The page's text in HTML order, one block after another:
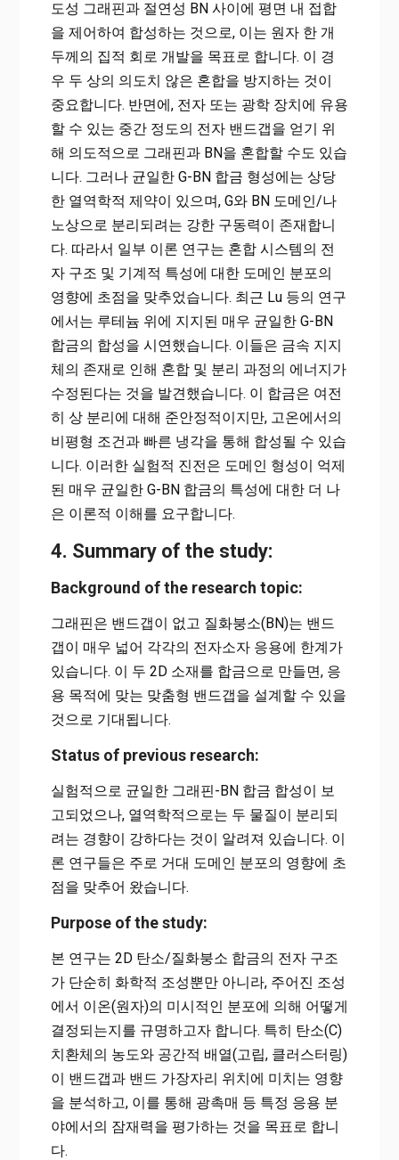
도성 그래핀과 절연성 BN 사이에 평면 내 접합
을 제어하여 합성하는 것으로, 이는 원자 한 개
두께의 집적 회로 개발을 목표로 합니다. 이 경
우 두 상의 의도치 않은 혼합을 방지하는 것이
중요합니다. 반면에, 전자 또는 광학 장치에 유용
할 수 있는 중간 정도의 전자 밴드갭을 얻기 위
해 의도적으로 그래핀과 BN을 혼합할 수도 있습
니다. 그러나 균일한 G-BN 합금 형성에는 상당
한 열역학적 제약이 있으며, G와 BN 도메인/나
노상으로 분리되려는 강한 구동력이 존재합니
다. 따라서 일부 이론 연구는 혼합 시스템의 전
자 구조 및 기계적 특성에 대한 도메인 분포의
영향에 초점을 맞추었습니다. 최근 Lu 등의 연구
에서는 루테늄 위에 지지된 매우 균일한 G-BN
합금의 합성을 시연했습니다. 이들은 금속 지지
체의 존재로 인해 혼합 및 분리 과정의 에너지가
수정된다는 것을 발견했습니다. 이 합금은 여전
히 상 분리에 대해 준안정적이지만, 고온에서의
비평형 조건과 빠른 냉각을 통해 합성될 수 있습
니다. 이러한 실험적 진전은 도메인 형성이 억제
된 매우 균일한 G-BN 합금의 특성에 대한 더 나
은 이론적 이해를 요구합니다.
4. Summary of the study:
Background of the research topic:
그래핀은 밴드갭이 없고 질화붕소(BN)는 밴드
갭이 매우 넓어 각각의 전자소자 응용에 한계가
있습니다. 이 두 2D 소재를 합금으로 만들면, 응
용 목적에 맞는 맞춤형 밴드갭을 설계할 수 있을
것으로 기대됩니다.
Status of previous research:
실험적으로 균일한 그래핀-BN 합금 합성이 보
고되었으나, 열역학적으로는 두 물질이 분리되
려는 경향이 강하다는 것이 알려져 있습니다. 이
론 연구들은 주로 거대 도메인 분포의 영향에 초
점을 맞추어 왔습니다.
Purpose of the study:
본 연구는 2D 탄소/질화붕소 합금의 전자 구조
가 단순히 화학적 조성뿐만 아니라, 주어진 조성
에서 이온(원자)의 미시적인 분포에 의해 어떻게
결정되는지를 규명하고자 합니다. 특히 탄소(C)
치환체의 농도와 공간적 배열(고립, 클러스터링)
이 밴드갭과 밴드 가장자리 위치에 미치는 영향
을 분석하고, 이를 통해 광촉매 등 특정 응용 분
야에서의 잠재력을 평가하는 것을 목표로 합니
다.